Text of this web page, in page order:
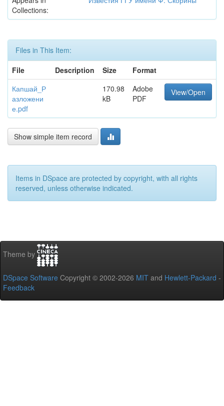
Collections:
Files in This Item:
File
Description Size
Format
Капшай_Р
азложени
е.pdf
170.98
kB
Adobe
PDF
View/Open
Show simple item record
Items in DSpace are protected by copyright, with all rights
reserved, unless otherwise indicated.
Theme by
DSpace Software Copyright © 2002-2026 MIT and Hewlett-Packard -
Feedback